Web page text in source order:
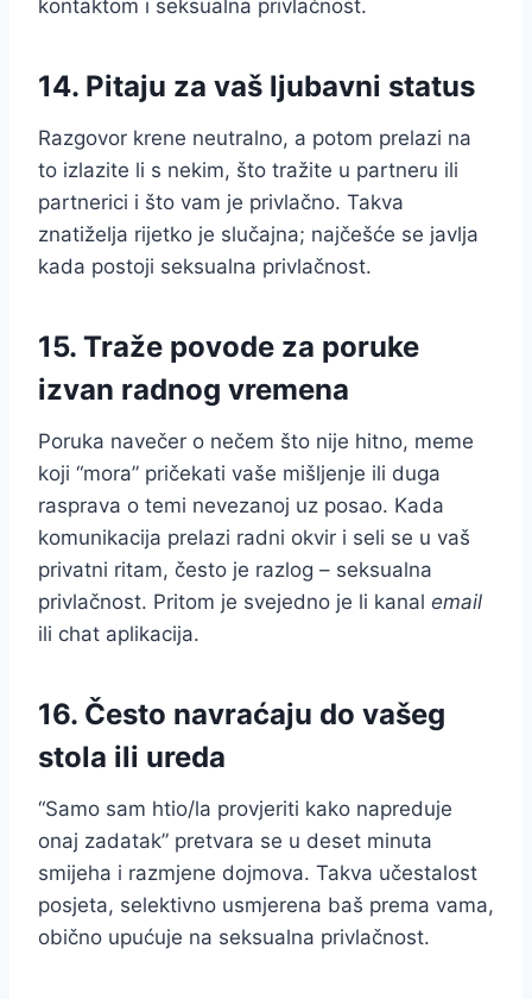
kontaktom i seksualna privlačnost.
14. Pitaju za vaš ljubavni status
Razgovor krene neutralno, a potom prelazi na
to izlazite li s nekim, što tražite u partneru ili
partnerici i što vam je privlačno. Takva
znatiželja rijetko je slučajna; najčešće se javlja
kada postoji seksualna privlačnost.
15. Traže povode za poruke
izvan radnog vremena
Poruka navečer o nečem što nije hitno, meme
koji “mora” pričekati vaše mišljenje ili duga
rasprava o temi nevezanoj uz posao. Kada
komunikacija prelazi radni okvir i seli se u vaš
privatni ritam, često je razlog – seksualna
privlačnost. Pritom je svejedno je li kanal email
ili chat aplikacija.
16. Često navraćaju do vašeg
stola ili ureda
“Samo sam htio/la provjeriti kako napreduje
onaj zadatak” pretvara se u deset minuta
smijeha i razmjene dojmova. Takva učestalost
posjeta, selektivno usmjerena baš prema vama,
obično upućuje na seksualna privlačnost.